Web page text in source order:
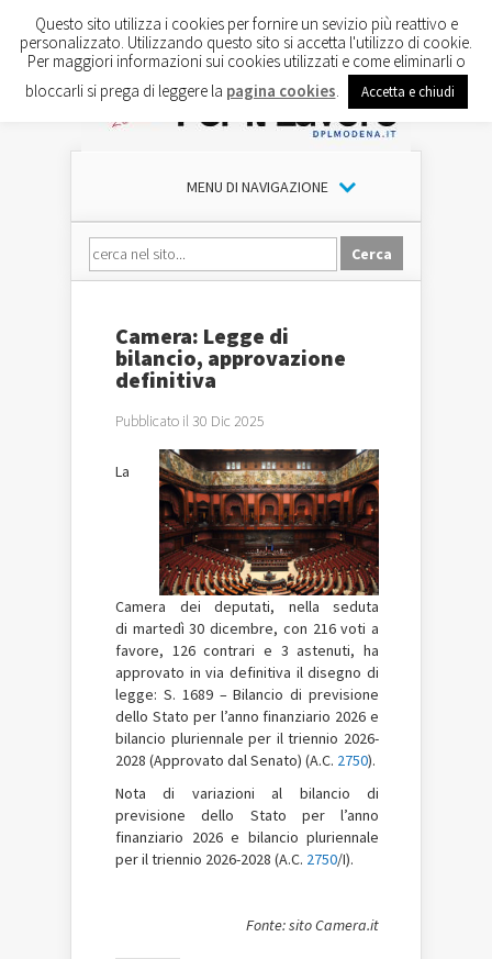
MENU DI NAVIGAZIONE
Camera: Legge di
bilancio, approvazione
definitiva
Pubblicato il 30 Dic 2025
La
Camera dei deputati, nella seduta
di martedì 30 dicembre, con 216 voti a
favore, 126 contrari e 3 astenuti, ha
approvato in via definitiva il disegno di
legge: S. 1689 – Bilancio di previsione
dello Stato per l’anno finanziario 2026 e
bilancio pluriennale per il triennio 2026-
2028 (Approvato dal Senato) (A.C. 2750).
Nota di variazioni al bilancio di
previsione dello Stato per l’anno
finanziario 2026 e bilancio pluriennale
per il triennio 2026-2028 (A.C. 2750/I).
Fonte: sito Camera.it
Questo sito utilizza i cookies per fornire un sevizio più reattivo e
personalizzato. Utilizzando questo sito si accetta l'utilizzo di cookie.
Per maggiori informazioni sui cookies utilizzati e come eliminarli o
bloccarli si prega di leggere la pagina cookies Accetta e chiudi